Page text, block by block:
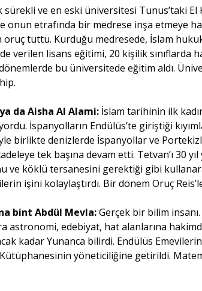
sürekli ve en eski üniversitesi Tunus’taki El
onun etrafında bir medrese inşa etmeye
tuttu. Kurduğu medresede, İslam
verilen lisans eğitimi, 20 kişilik sınıflarda
bu üniversitede eğitim aldı.
da Aisha Al Alami: İslam tarihinin ilk
İspanyolların Endülüs’te giriştiği
birlikte denizlerde İspanyollar ve
tek başına devam etti. Tetvan’ı 30
köklü tersanesini gerektiği gibi
işini kolaylaştırdı. Bir dönem Oruç
bint Abdül Mevla:Gerçek bir bilim
astronomi, edebiyat, hat alanlarına
kadar Yunanca bilirdi. Endülüs
yöneticiliğine getirildi.